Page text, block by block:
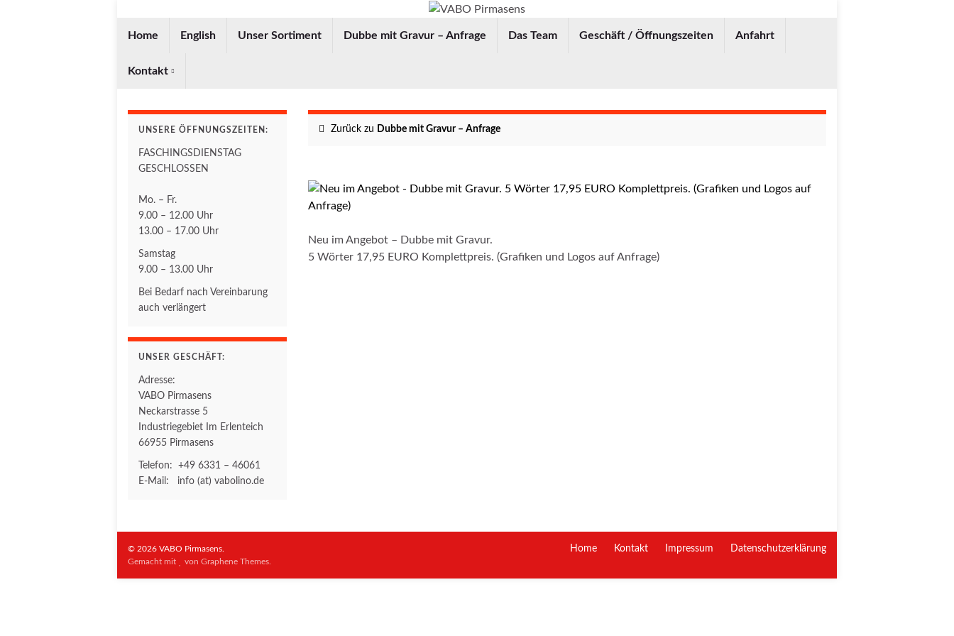
Home English Unser Sortiment Dubbe mit Gravur – Anfrage Das Team Geschäft / Öffnungszeiten Anfahrt
Kontakt
Zurück zu Dubbe mit Gravur – Anfrage
Neu im Angebot – Dubbe mit Gravur.
5 Wörter 17,95 EURO Komplettpreis. (Grafiken und Logos auf Anfrage)
UNSERE ÖFFNUNGSZEITEN:
FASCHINGSDIENSTAG
GESCHLOSSEN
Mo. – Fr.
9.00 – 12.00 Uhr
13.00 – 17.00 Uhr
Samstag
9.00 – 13.00 Uhr
Bei Bedarf nach Vereinbarung
auch verlängert
UNSER GESCHÄFT:
Adresse:
VABO Pirmasens
Neckarstrasse 5
Industriegebiet Im Erlenteich
66955 Pirmasens
Telefon: +49 6331 – 46061
E-Mail: info (at) vabolino.de
Home Kontakt Impressum Datenschutzerklärung
© 2026 VABO Pirmasens.
Gemacht mit
vonGraphene Themes